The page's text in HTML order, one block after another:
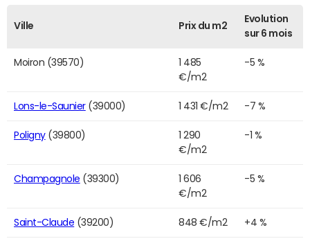
Ville Prix du m2
Evolution
sur 6 mois
Moiron (39570)
1 485
€/m2
-5 %
Lons-le-Saunier(39000) 1 431 €/m2 -7 %
Poligny(39800)
1 290
€/m2
-1 %
Champagnole (39300)
1 606
€/m2
-5 %
Saint-Claude (39200) 848 €/m2 +4 %